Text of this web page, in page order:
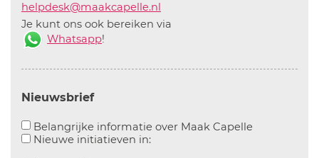
helpdesk@maakcapelle.nl
Je kunt ons ook bereiken via
Whatsapp!
Nieuwsbrief
Belangrijke informatie over Maak CapelleAanvinken
Nieuwe initiatieven in:Aanvinken om informatie over